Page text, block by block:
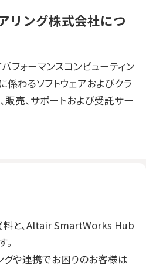
リング株式会社につ
フォーマンスコンピューティン
係わるソフトウェアおよびクラ
販売、サポートおよび受託サー
と、Altair SmartWorks Hub
グや連携でお困りのお客様は